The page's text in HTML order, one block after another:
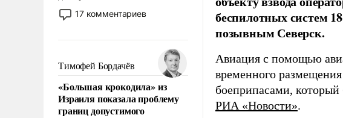
Мир, где политические
прожекты будут безусловно
налогоплательщиков и где
Еревану за свои поступки не
нужно отвечать.
17 комментариев
Тимофей Бордачёв
«Большая крокодила» из
Израиля показала проблему
границ допустимого
беспилотных систем
позывным Северск.
Авиация с помощью
временного
боеприпасами,
РИА «Новости».